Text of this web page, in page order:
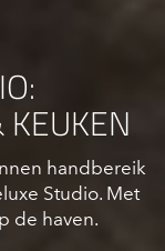
handbereik
Studio. Met
de haven.